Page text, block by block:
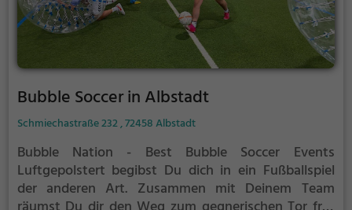
Bubble Soccer in Albstadt
Schmiechastraße 232 , 72458 Albstadt
Bubble Nation - Best Bubble Soccer Events
Luftgepolstert begibst Du dich in ein Fußballspiel
der anderen Art. Zusammen mit Deinem Team